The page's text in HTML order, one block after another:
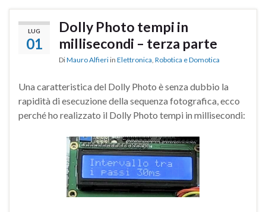
LUG
01
Dolly Photo tempi in
millisecondi – terza parte
DiMauro Alfieri in Elettronica, Robotica e Domotica
Una caratteristica del Dolly Photo è senza dubbio la
rapidità di esecuzione della sequenza fotografica, ecco
perché ho realizzato il Dolly Photo tempi in millisecondi: